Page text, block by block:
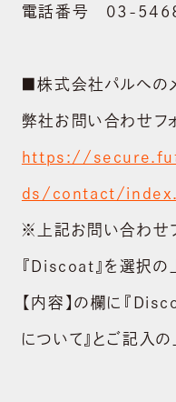
電話番号 03-
■株式会社パルへの
弊社お問い合わせフ
https://
ds/contact/
※上記お問い合わせフ
『Discoat』を選択の
【内容】の欄に『
について』とご記入